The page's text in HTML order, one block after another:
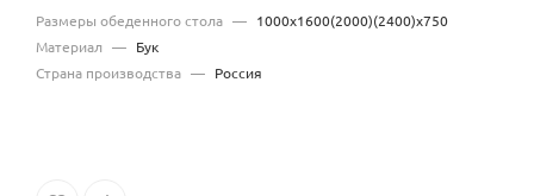
Размеры обеденного стола — 1000х1600(2000)(2400)х750
Материал — Бук
Страна производства — Россия